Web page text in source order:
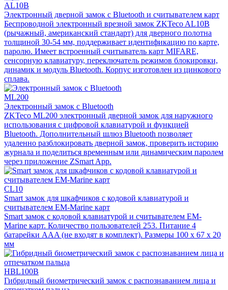
AL10B
Электронный дверной замок с Bluetooth и считывателем карт
Беспроводной электронный врезной замок ZKTeco AL10B
(рычажный, американский стандарт) для дверного полотна
толщиной 30-54 мм, поддерживает идентификацию по карте,
паролю. Имеет встроенный считыватель карт MIFARE,
сенсорную клавиатуру, переключатель режимов блокировки,
динамик и модуль Bluetooth. Корпус изготовлен из цинкового
сплава.
ML200
Электронный замок с Bluetooth
ZKTeco ML200 электронный дверной замок для наружного
использования с цифровой клавиатурой и функцией
Bluetooth. Дополнительный шлюз Bluetooth позволяет
удаленно разблокировать дверной замок, проверить историю
журнала и поделиться временным или динамическим паролем
через приложение ZSmart App.
CL10
Smart замок для шкафчиков с кодовой клавиатурой и
считывателем EM-Marine карт
Smart замок с кодовой клавиатурой и считывателем EM-
Marine карт. Количество пользователей 253. Питание 4
батарейки AAA (не входят в комплект). Размеры 100 х 67 х 20
мм
HBL100B
Гибридный биометрический замок с распознаванием лица и